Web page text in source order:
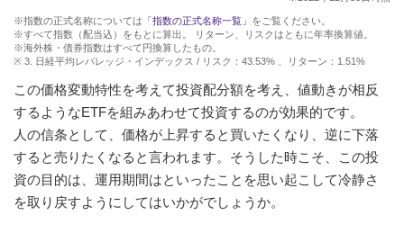
※指数の正式名称については 「指数の正式名称一覧」 をご覧ください。
※すべて指数（配当込）をもとに算出。 リターン、リスクはともに年率換算値。
※海外株・債券指数はすべて円換算したもの。
※ 3. 日経平均レバレッジ・インデックス / リスク：43.53% 、リターン：1.51%
この価格変動特性を考えて投資配分額を考え、値動きが相反
するようなETFを組みあわせて投資するのが効果的です。
人の信条として、価格が上昇すると買いたくなり、逆に下落
すると売りたくなると言われます。そうした時こそ、この投
資の目的は、運用期間はといったことを思い起こして冷静さ
を取り戻すようにしてはいかがでしょうか。